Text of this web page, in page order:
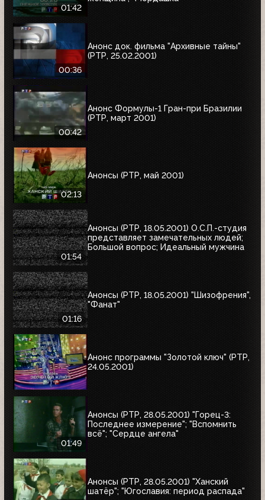
01:42
00:36
Анонс док. фильма "Архивные тайны"
(РТР, 25.02.2001)
00:42
Анонс Формулы-1 Гран-при Бразилии
(РТР, март 2001)
02:13
Анонсы (РТР, май 2001)
01:54
Анонсы (РТР, 18.05.2001) О.С.П.-студия
представляет замечательных людей;
Большой вопрос; Идеальный мужчина
01:16
Анонсы (РТР, 18.05.2001) "Шизофрения",
"Фанат"
Анонс программы "Золотой ключ" (РТР,
24.05.2001)
01:49
Анонсы (РТР, 28.05.2001) "Горец-3:
Последнее измерение"; "Вспомнить
всё"; "Сердце ангела"
Анонсы (РТР, 28.05.2001) "Ханский
шатёр"; "Югославия: период распада"